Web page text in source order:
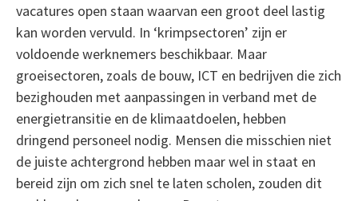
vacatures open staan waarvan een groot deel lastig
kan worden vervuld. In ‘krimpsectoren’ zijn er
voldoende werknemers beschikbaar. Maar
groeisectoren, zoals de bouw, ICT en bedrijven die zich
bezighouden met aanpassingen in verband met de
energietransitie en de klimaatdoelen, hebben
dringend personeel nodig. Mensen die misschien niet
de juiste achtergrond hebben maar wel in staat en
bereid zijn om zich snel te laten scholen, zouden dit